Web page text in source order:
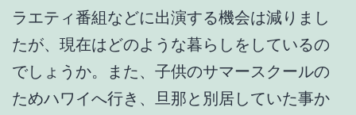
ラエティ番組などに出演する機会は減りまし
たが、現在はどのような暮らしをしているの
でしょうか。また、子供のサマースクールの
ためハワイへ行き、旦那と別居していた事か